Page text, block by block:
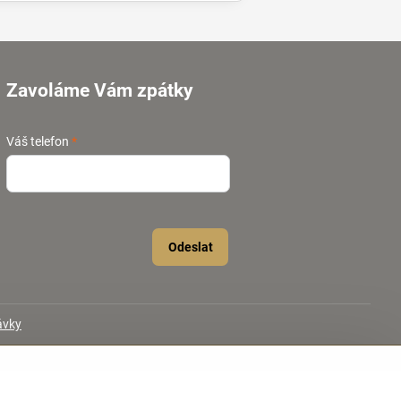
Zavoláme Vám zpátky
Váš telefon*
Odeslat